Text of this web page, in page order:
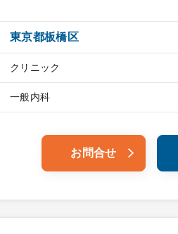
東京都板橋区
クリニック
一般内科
お問合せ